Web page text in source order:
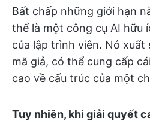
Bất chấp những giới hạn
thể là một công cụ AI hữu
của lập trình viên. Nó
mã giả, có thể cung cấp
cao về cấu trúc của một
Tuy nhiên, khi giải quyết